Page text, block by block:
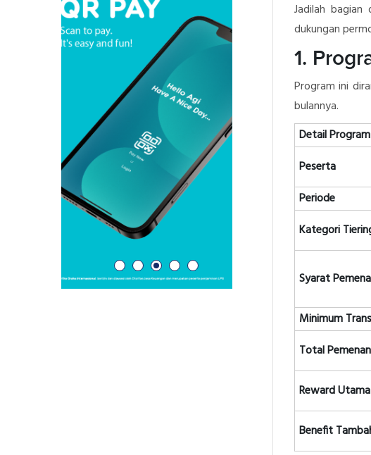
Jadilah bagian
dukungan
1.
Program ini
bulannya.
Detail Program
Peserta
Periode
Kategori
Syarat
Minimum
Total
Reward Utama
Benefit